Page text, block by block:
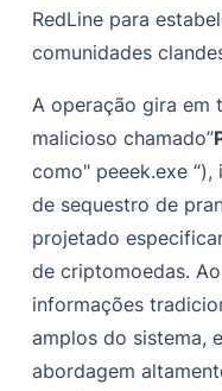
Referências
RedLine para
comunidades
A operação gira em
malicioso chamado”
como" peeek.exe
de sequestro de
projetado
de criptomoedas.
informações
amplos do sistema,
abordagem